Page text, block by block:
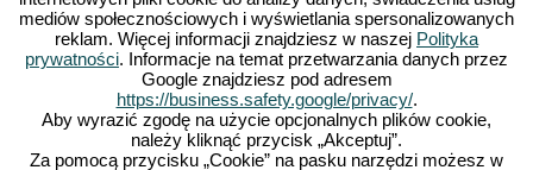
możliwości kształtowania własnej osady i
plemienia, nadzwyczajne grafiki 3D w stylu
komiksowym oraz pasjonujące zadania i misje,
które możesz wykonywać z pomocą swojego
plemienia. Graj już teraz z nami!
uroczej
mediów społecznościowych i wyświetlania spersonalizowanych
reklam. Więcej informacji znajdziesz w naszej Polityka
prywatności. Informacje na temat przetwarzania danych przez
Google znajdziesz pod adresem
https://business.safety.google/privacy/.
Aby wyrazić zgodę na użycie opcjonalnych plików cookie,
należy kliknąć przycisk „Akceptuj”.
Za pomocą przycisku „Cookie” na pasku narzędzi możesz w